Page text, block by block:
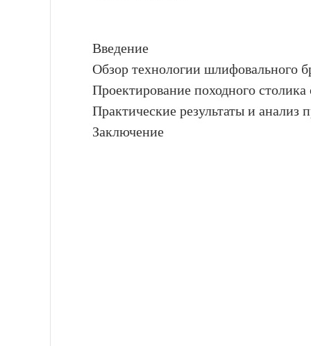
Введение
Обзор технологии шлифовального
Проектирование походного
Практические результаты и анализ
Заключение